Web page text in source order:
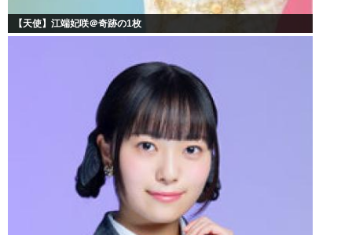
【天使】江端妃咲＠奇跡の1枚